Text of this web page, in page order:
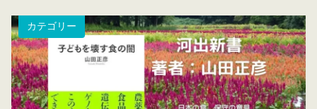
カテゴリー